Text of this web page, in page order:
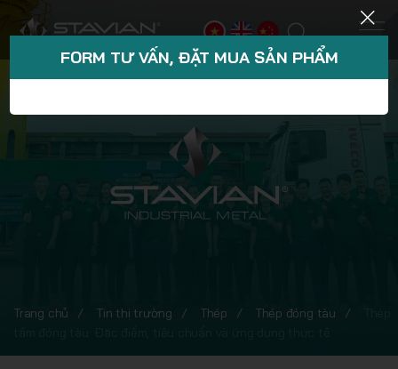
Trang chủ Tin thị trường Thép Thép đóng tàu
FORM TƯ VẤN, ĐẶT MUA SẢN PHẨM